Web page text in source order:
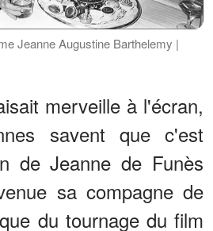
Jeanne Augustine Barthelemy |
merveille à l'écran,
savent que c'est
de Jeanne de Funès
sa compagne de
du tournage du film